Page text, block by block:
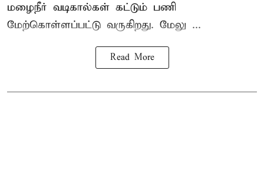
மழைநீர் வடிகால்கள் கட்டும் பணி
மேற்கொள்ளப்பட்டு வருகிறது. மேலு ...
Read More